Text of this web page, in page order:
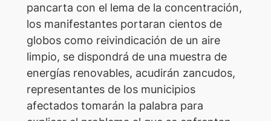
pancarta con el lema de la concentración,
los manifestantes portaran cientos de
globos como reivindicación de un aire
limpio, se dispondrá de una muestra de
energías renovables, acudirán zancudos,
representantes de los municipios
afectados tomarán la palabra para